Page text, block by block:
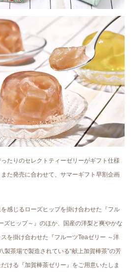
たりのセレクトティーゼリーがギフト仕様
た発売に合わせて、サマーギフト早割企画
感じるローズヒップを掛け合わせた『フル
ズヒップ～』のほか、国産の洋梨と爽やかな
を掛け合わせた『フルーツTeaゼリー ～洋
製茶場で製造されている“献上加賀棒茶”の芳
ける『加賀棒茶ゼリー』をご用意いたしま